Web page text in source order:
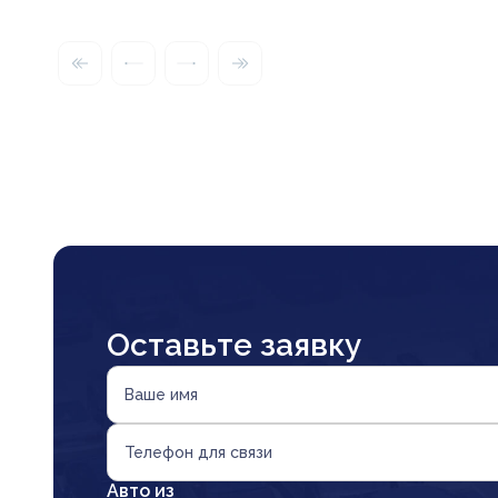
Оставьте заявку
Ваше имя
Телефон для связи
Авто из